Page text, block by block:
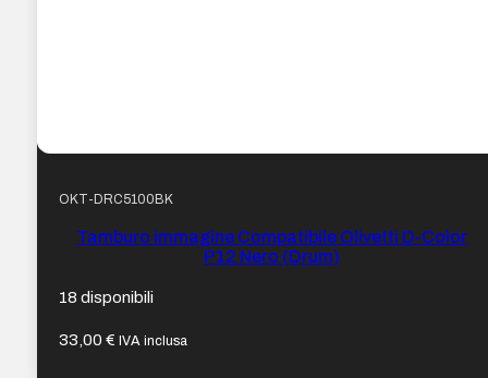
OKT-DRC5100BK
Tamburo immagine Compatibile Olivetti D-Color
P12 Nero (Drum)
18 disponibili
33,00€ IVA inclusa